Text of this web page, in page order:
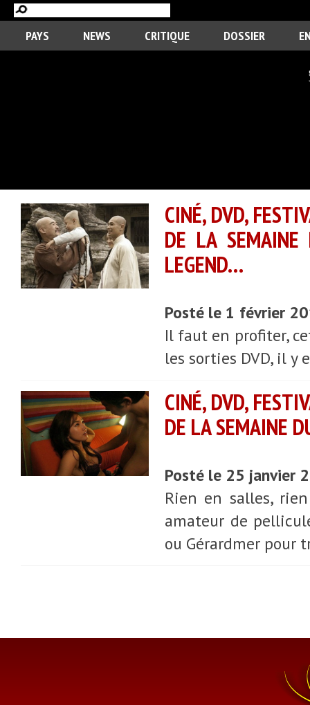
PAYS NEWS CRITIQUE DOSSIER
CINÉ, DVD,
DE LA
LEGEND…
Posté le 1 février
Il faut en profiter,
les sorties DVD, il y
CINÉ, DVD,
DE LA SEMAINE
Posté le 25 janvier
Rien en salles,
amateur de
ou Gérardmer pour